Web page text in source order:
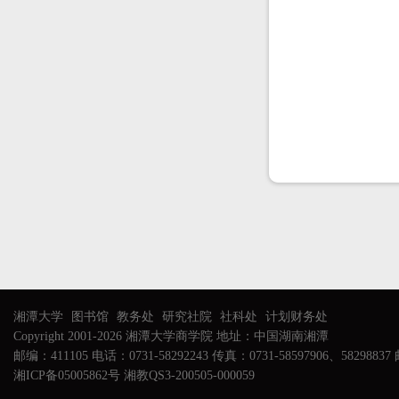
湘潭大学 图书馆 教务处 研究社院 社科处
计划财务处
Copyright 2001-2026 湘潭大学商学院 地址：中国湖南湘潭
邮编：411105 电话：0731-58292243 传真：0731-58597906、58298837
湘ICP备05005862号 湘教QS3-200505-000059